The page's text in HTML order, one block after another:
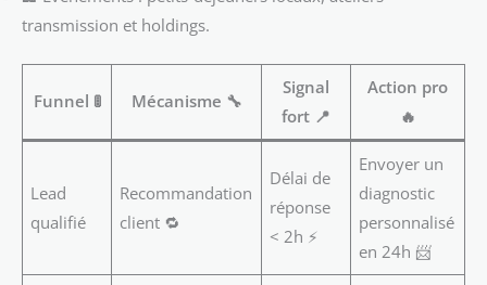
transmission et holdings.
Funnel 🚦 Mécanisme 🔧
Signal
fort 📍
Action pro
🔥
Lead
qualifié
Recommandation
client 🔁
Délai de
réponse
< 2h ⚡
Envoyer un
diagnostic
personnalisé
en 24h 📨